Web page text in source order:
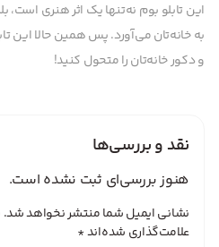
این تابلو بوم نه‌تنها یک اثر هنری
به خانه‌تان می‌آورد. پس همین حالا این
و دکور خانه‌تان را متحول کنید!
نقد و بررسی‌ها
هنوز بررسی‌ای ثبت نشده است.
نشانی ایمیل شما منتشر نخواهد شد.
علامت‌گذاری شده‌اند*